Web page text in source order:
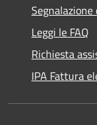
Leggi le FAQ
Richiesta
IPA Fattura